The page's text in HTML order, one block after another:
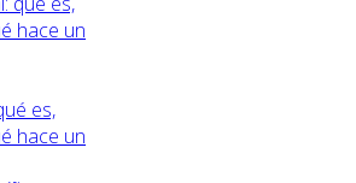
es,
hace un